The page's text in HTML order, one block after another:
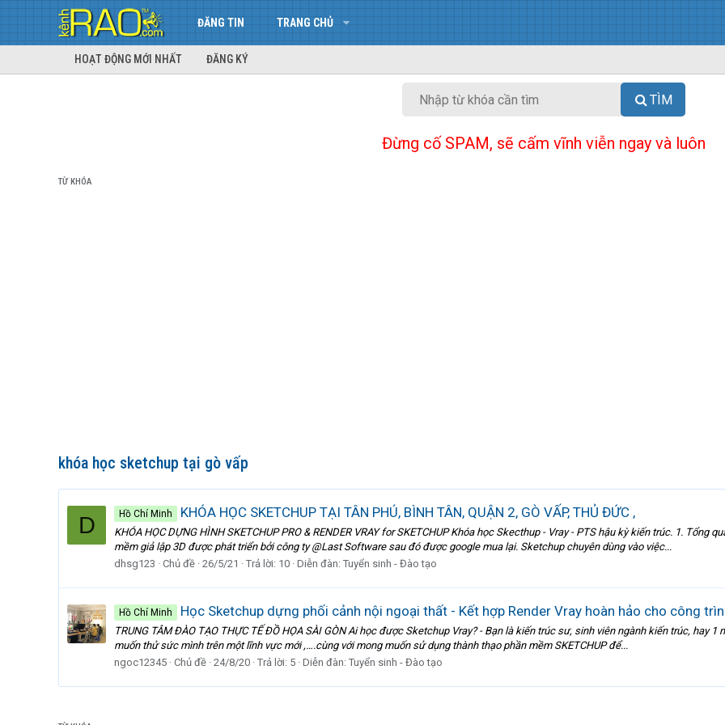
ĐĂNG TIN TRANG CHỦ
HOẠT ĐỘNG MỚI NHẤT ĐĂNG KÝ
TÌM
Đừng cố SPAM, sẽ cấm vĩnh viễn ngay và luôn
TỪ KHÓA
khóa học sketchup tại gò vấp
D Hồ Chí Minh KHÓA HỌC SKETCHUP TẠI TÂN PHÚ, BÌNH TÂN, QUẬN 2, GÒ VẤP, THỦ ĐỨC ,
KHÓA HỌC DỰNG HÌNH SKETCHUP PRO & RENDER VRAY for SKETCHUP Khóa học Skecthup - Vray - PTS hậu kỳ kiến trúc. 1.
mềm giả lập 3D được phát triển bởi công ty @Last Software sau đó được google mua lại. Sketchup chuyên dùng vào việc...
dhsg123
Chủ đề 26/5/21 Trả lời: 10 Diễn đàn: Tuyển sinh - Đào tạo
Hồ Chí Minh Học Sketchup dựng phối cảnh nội ngoại thất - Kết hợp Render Vray hoàn hảo cho công
TRUNG TÂM ĐÀO TẠO THỰC TẾ ĐỒ HỌA SÀI GÒN Ai học được Sketchup Vray? - Bạn là kiến trúc sư, sinh viên ngành kiến trúc, hay
muốn thử sức mình trên một lĩnh vực mới ,….cùng với mong muốn sử dụng thành thạo phần mềm SKETCHUP để...
ngoc12345 Chủ đề 24/8/20 Trả lời: 5 Diễn đàn: Tuyển sinh - Đào tạo